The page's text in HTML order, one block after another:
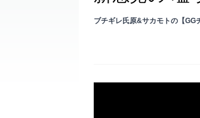
ブチギレ氏原&サカモトの【GG